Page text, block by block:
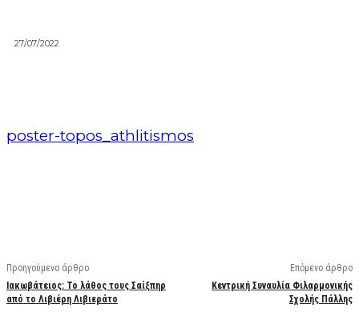
27/07/2022
poster-topos_athlitismos
Προηγούμενο άρθρο
Ιακωβάτειος: Το λάθος τους Σαίξπηρ
από το Λιβιέρη Λιβιεράτο
Επόμενο άρθρο
Κεντρική Συναυλία Φιλαρμονικής
Σχολής Πάλλης